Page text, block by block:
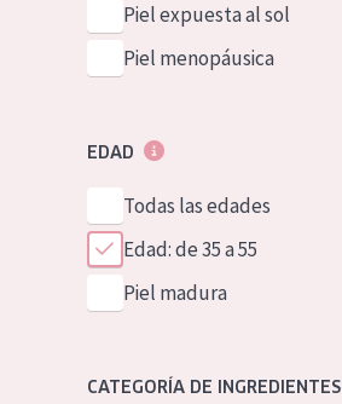
Piel expuesta al sol
Piel menopáusica
EDAD
Todas las edades
Edad: de 35 a 55
Piel madura
CATEGORÍA DE INGREDIENTES